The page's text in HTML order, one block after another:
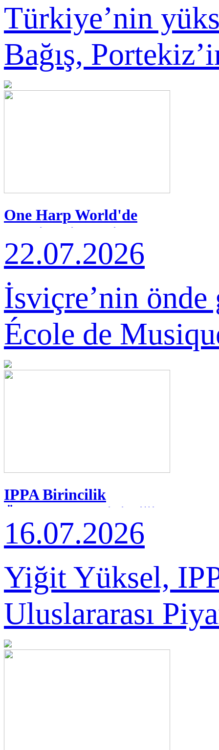
Türkiye’nin
Bağış,
One Harp World'de
Türkiye'yi Temsil
Edecek
22.07.2026
İsviçre’nin
École de
IPPA Birincilik
Ödülü'nün Sahibi Yiğit
Yüksel
16.07.2026
Yiğit Yüksel,
Uluslararası